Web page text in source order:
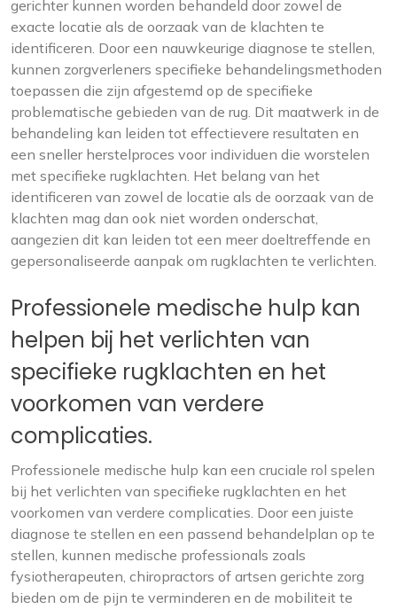
gerichter kunnen worden behandeld door zowel de
exacte locatie als de oorzaak van de klachten te
identificeren. Door een nauwkeurige diagnose te stellen,
kunnen zorgverleners specifieke behandelingsmethoden
toepassen die zijn afgestemd op de specifieke
problematische gebieden van de rug. Dit maatwerk in de
behandeling kan leiden tot effectievere resultaten en
een sneller herstelproces voor individuen die worstelen
met specifieke rugklachten. Het belang van het
identificeren van zowel de locatie als de oorzaak van de
klachten mag dan ook niet worden onderschat,
aangezien dit kan leiden tot een meer doeltreffende en
gepersonaliseerde aanpak om rugklachten te verlichten.
Professionele medische hulp kan
helpen bij het verlichten van
specifieke rugklachten en het
voorkomen van verdere
complicaties.
Professionele medische hulp kan een cruciale rol spelen
bij het verlichten van specifieke rugklachten en het
voorkomen van verdere complicaties. Door een juiste
diagnose te stellen en een passend behandelplan op te
stellen, kunnen medische professionals zoals
fysiotherapeuten, chiropractors of artsen gerichte zorg
bieden om de pijn te verminderen en de mobiliteit te